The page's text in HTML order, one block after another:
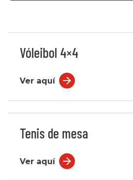
Vóleibol 4×4
Ver aquí
Tenis de mesa
Ver aquí